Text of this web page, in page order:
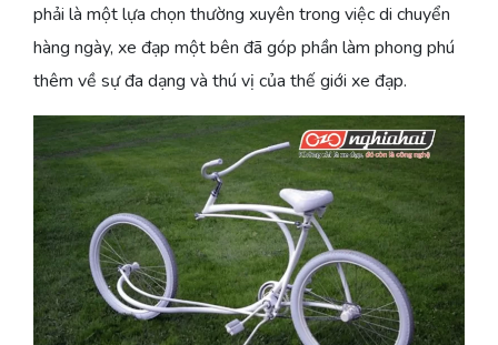
phải là một lựa chọn thường xuyên trong việc di chuyển
hàng ngày, xe đạp một bên đã góp phần làm phong phú
thêm về sự đa dạng và thú vị của thế giới xe đạp.